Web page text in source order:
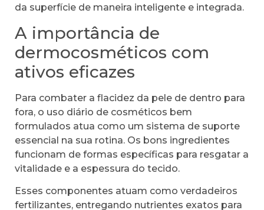
da superfície de maneira inteligente e integrada.
A importância de
dermocosméticos com
ativos eficazes
Para combater a flacidez da pele de dentro para
fora, o uso diário de cosméticos bem
formulados atua como um sistema de suporte
essencial na sua rotina. Os bons ingredientes
funcionam de formas específicas para resgatar a
vitalidade e a espessura do tecido.
Esses componentes atuam como verdadeiros
fertilizantes, entregando nutrientes exatos para